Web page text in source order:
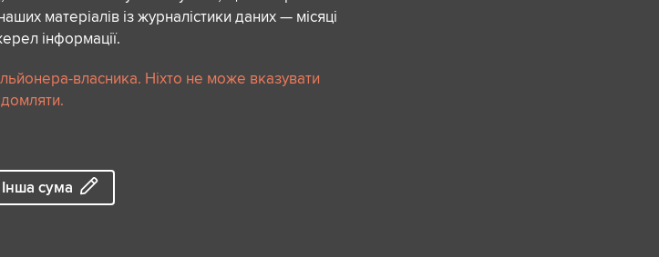
матеріалів із журналістики даних — місяці
інформації.
власника. Ніхто не може вказувати
Інша сума